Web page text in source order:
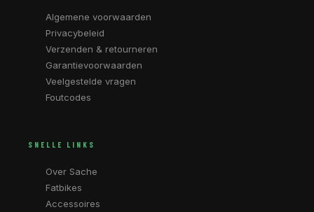
Algemene voorwaarden
Privacybeleid
Verzenden & retourneren
Garantievoorwaarden
Veelgestelde vragen
Foutcodes
SNELLE LINKS
Over Sache
Fatbikes
Accessoires